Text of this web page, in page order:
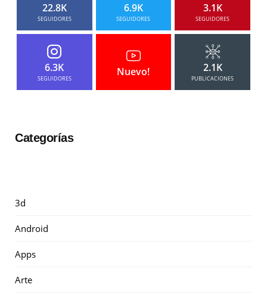
22.8K
SEGUIDORES
6.9K
SEGUIDORES
3.1K
SEGUIDORES
6.3K
SEGUIDORES
Nuevo! 2.1K
PUBLICACIONES
Categorías
3d
Android
Apps
Arte